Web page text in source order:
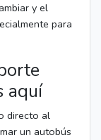
y el
para
aquí
directo al
un autobús